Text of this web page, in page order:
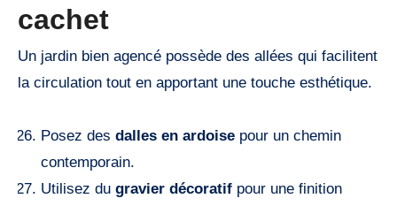
cachet
Un jardin bien agencé possède des allées qui facilitent
la circulation tout en apportant une touche esthétique.
Posez des dalles en ardoisepour un chemin
contemporain.
Utilisez du gravier décoratifpour une finition